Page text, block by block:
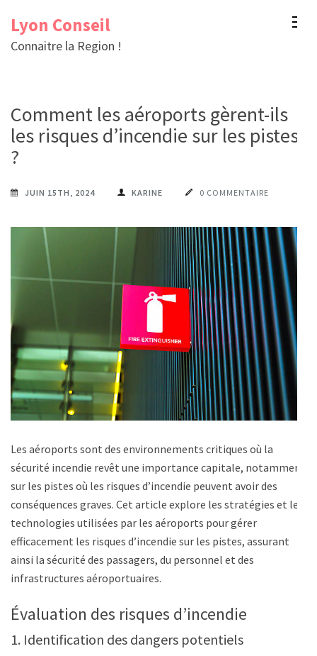
contenu
Lyon Conseil
Connaitre la Region !
Comment les aéroports gèrent-ils
les risques d’incendie sur les pistes
?
JUIN 15TH, 2024 KARINE 0 COMMENTAIRE
Les aéroports sont des environnements critiques où la
sécurité incendie revêt une importance capitale, notamment
sur les pistes où les risques d’incendie peuvent avoir des
conséquences graves. Cet article explore les stratégies et les
technologies utilisées par les aéroports pour gérer
efficacement les risques d’incendie sur les pistes, assurant
ainsi la sécurité des passagers, du personnel et des
infrastructures aéroportuaires.
Évaluation des risques d’incendie
1. Identification des dangers potentiels